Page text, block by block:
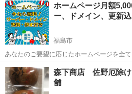
ホームページ月額
ー、ドメイン、更新込
福島市
あなたのご要望に応じたホームページを全て
作成します。 構成自由。業種問わず。ESサイトなども可能！！ （通
常制作費150,000円～） ■制作内容 ・ご希望のページを最大7ページ
ま...
福島 福島市 その他 無料
森下商店 佐野厄除
舗